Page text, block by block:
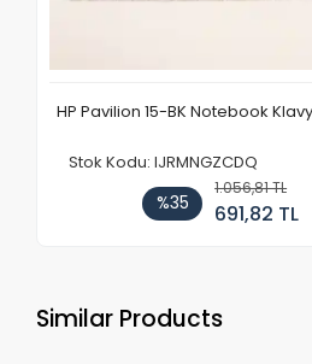
HP Pavilion 15-BK Notebook
Stok Kodu: IJRMNGZCDQ
%35
1.056,81 TL
691,82 TL
Similar Products